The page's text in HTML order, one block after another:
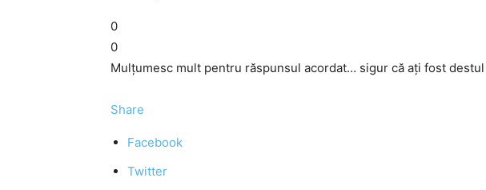
0
0
Mulţumesc mult pentru răspunsul acordat… sigur că aţi fost
Share
Facebook
Twitter